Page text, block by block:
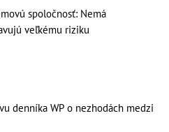
spoločnosť: Nemá
veľkému riziku
denníka WP o nezhodách medzi